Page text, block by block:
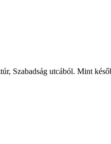
Szabadság utcából. Mint